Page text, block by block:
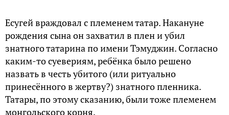
Есугей враждовал с племенем татар. Накануне
рождения сына он захватил в плен и убил
знатного татарина по имени Тэмуджин. Согласно
каким-то суевериям, ребёнка было решено
назвать в честь убитого (или ритуально
принесённого в жертву?) знатного пленника.
Татары, по этому сказанию, были тоже племенем
монгольского корня.